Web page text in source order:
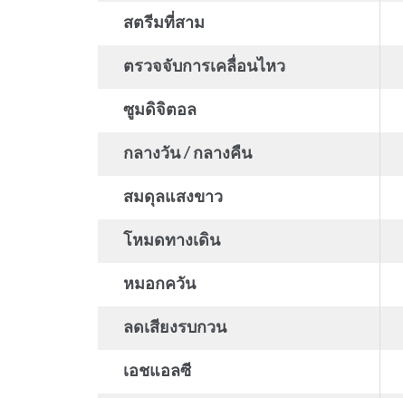
สตรีมที่สาม
ตรวจจับการเคลื่อนไหว
ซูมดิจิตอล
กลางวัน / กลางคืน
สมดุลแสงขาว
โหมดทางเดิน
หมอกควัน
ลดเสียงรบกวน
เอชแอลซี